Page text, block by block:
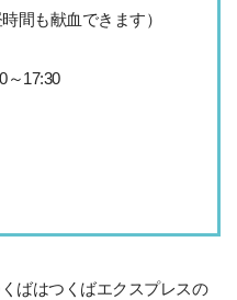
間も献血できます）
17:30
ばはつくばエクスプレスの